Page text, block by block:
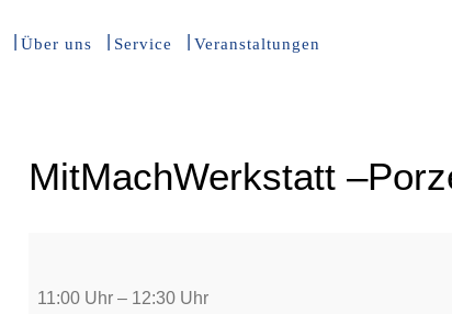
Über uns Service Veranstaltungen
MitMachWerkstatt
11:00 Uhr – 12:30 Uhr